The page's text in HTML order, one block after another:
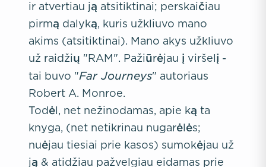
ir atvertiau ją atsitiktinai; perskaičiau
pirmą dalyką, kuris užkliuvo mano
akims (atsitiktinai). Mano akys užkliuvo
už raidžių "RAM". Pažiūrėjau į viršelį -
tai buvo "Far Journeys" autoriaus
Robert A. Monroe.
Todėl, net nežinodamas, apie ką ta
knyga, (net netikrinau nugarėlės;
nuėjau tiesiai prie kasos) sumokėjau už
ją & atidžiau pažvelgiau eidamas prie